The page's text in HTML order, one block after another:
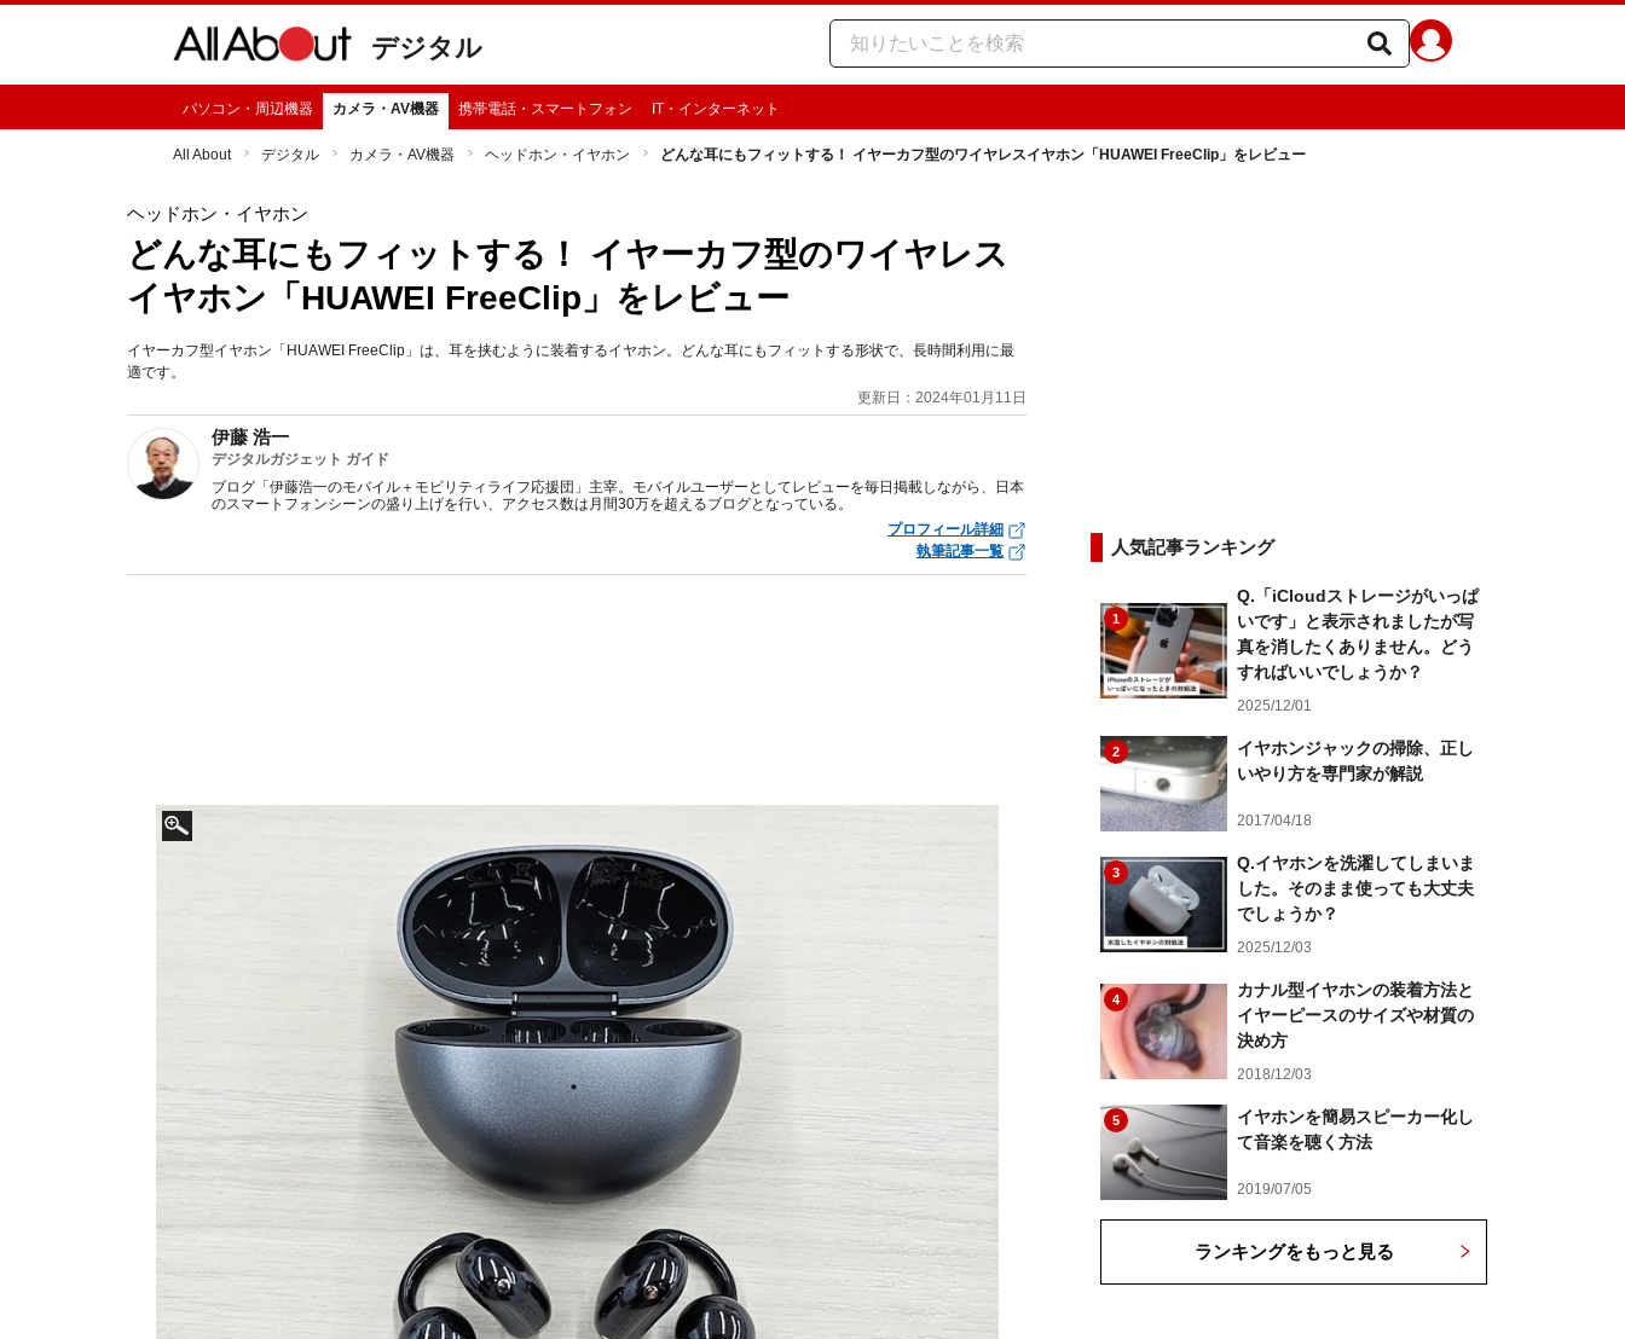
デジタル
パソコン・周辺機器 カメラ・AV機器 携帯電話・スマートフォン IT・インターネット
All About デジタル カメラ・AV機器 ヘッドホン・イヤホン どんな耳にもフィットする！ イヤーカフ型のワイヤレスイヤホン「HUAWEI FreeClip」をレビュー
ヘッドホン・イヤホン
どんな耳にもフィットする！ イヤーカフ型のワイヤレス
イヤホン「HUAWEI FreeClip」をレビュー
イヤーカフ型イヤホン「HUAWEI FreeClip」は、耳を挟むように装着するイヤホン。どんな耳にもフィットする形状で、長時間利用に最
適です。
更新日：2024年01月11日
伊藤 浩一
デジタルガジェット ガイド
ブログ「伊藤浩一のモバイル＋モビリティライフ応援団」主宰。モバイルユーザーとしてレビューを毎日掲載しながら、日本
のスマートフォンシーンの盛り上げを行い、アクセス数は月間30万を超えるブログとなっている。
プロフィール詳細
執筆記事一覧
人気記事ランキング
1
Q.「iCloudストレージがいっぱ
いです」と表示されましたが写
真を消したくありません。どう
すればいいでしょうか？
2025/12/01
2
イヤホンジャックの掃除、正し
いやり方を専門家が解説
2017/04/18
3
Q.イヤホンを洗濯してしまいま
した。そのまま使っても大丈夫
でしょうか？
2025/12/03
4
カナル型イヤホンの装着方法と
イヤーピースのサイズや材質の
決め方
2018/12/03
5
イヤホンを簡易スピーカー化し
て音楽を聴く方法
2019/07/05
ランキングをもっと見る